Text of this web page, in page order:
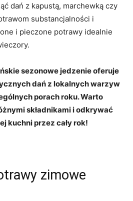
dań z kapustą,‌ marchewką czy
substancjalności i
i ​pieczone potrawy ⁢idealnie
sezonowe jedzenie oferuje
dań‌ z lokalnych warzyw
porach roku. Warto
składnikami i ‌odkrywać
kuchni przez cały rok!
zimowe